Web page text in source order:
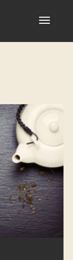
Toggle